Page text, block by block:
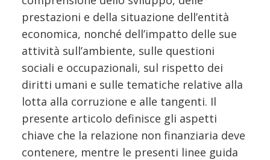
prestazioni e della situazione dell’entità
economica, nonché dell’impatto delle sue
attività sull’ambiente, sulle questioni
sociali e occupazionali, sul rispetto dei
diritti umani e sulle tematiche relative alla
lotta alla corruzione e alle tangenti. Il
presente articolo definisce gli aspetti
chiave che la relazione non finanziaria deve
contenere, mentre le presenti linee guida